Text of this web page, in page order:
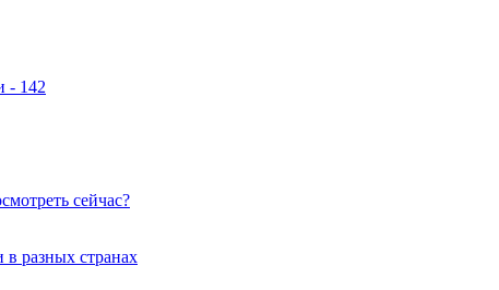
- 142
сейчас?
разных странах